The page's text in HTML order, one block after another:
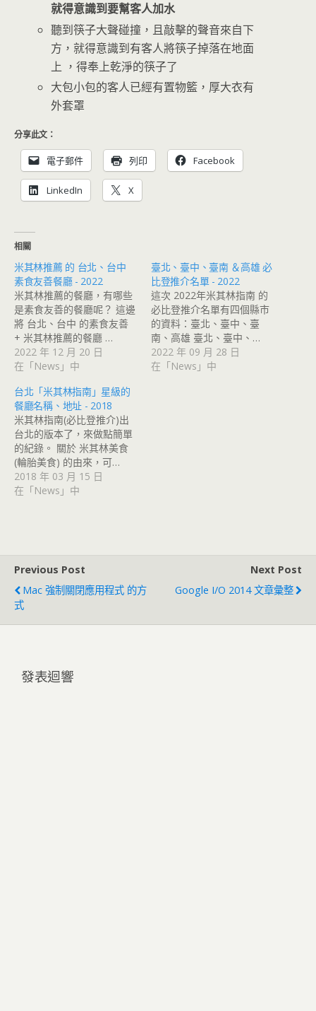
就得意識到要幫客人加水
聽到筷子大聲碰撞，且敲擊的聲音來自下
方，就得意識到有客人將筷子掉落在地面
上 ，得奉上乾淨的筷子了
大包小包的客人已經有置物籃，厚大衣有
外套罩
分享此文：
電子郵件 列印 Facebook
LinkedIn X
相關
米其林推薦 的 台北、台中
素食友善餐廳 - 2022
米其林推薦的餐廳，有哪些
是素食友善的餐廳呢？ 這邊
將 台北、台中 的素食友善
+ 米其林推薦的餐廳 …
2022 年 12 月 20 日
在「News」中
臺北、臺中、臺南 ＆高雄 必
比登推介名單 - 2022
這次 2022年米其林指南 的
必比登推介名單有四個縣市
的資料：臺北、臺中、臺
南、高雄 臺北、臺中、…
2022 年 09 月 28 日
在「News」中
台北「米其林指南」星級的
餐廳名稱、地址 - 2018
米其林指南(必比登推介)出
台北的版本了，來做點簡單
的紀錄。 關於 米其林美食
(輪胎美食) 的由來，可…
2018 年 03 月 15 日
在「News」中
Previous Post
Mac 強制關閉應用程式 的方
式
Next Post
Google I/O 2014 文章彙整
發表迴響